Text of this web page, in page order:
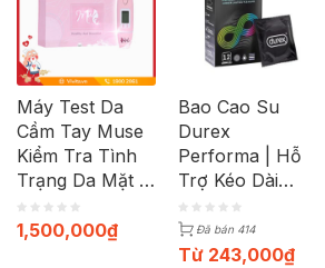
Máy Test Da
Cầm Tay Muse
Kiểm Tra Tình
Trạng Da Mặt |
Bộ Gồm Máy +
Cáp Sạc
1,500,000₫
Bao Cao Su
Durex
Performa | Hỗ
Trợ Kéo Dài
Thời Gian | Hộp
12cĐã bán 414
Từ 243,000₫